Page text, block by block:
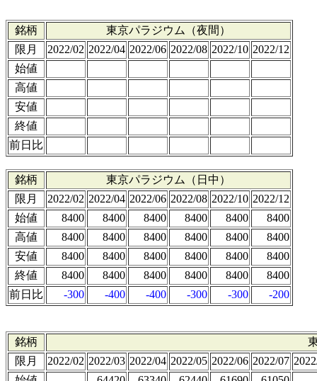
銘柄
東京パラジウム（夜間）
限月
2022/02 2022/04 2022/06 2022/08 2022/10 2022/12
始値
高値
安値
終値
前日比
銘柄
東京パラジウム（日中）
限月
2022/02 2022/04 2022/06 2022/08 2022/10 2022/12
始値
8400 8400 8400 8400 8400
8400
高値
8400 8400 8400 8400 8400
8400
安値
8400 8400 8400 8400 8400
8400
終値
8400 8400 8400 8400 8400
8400
前日比
-300 -400 -400 -300 -300 -200
銘柄
限月
2022/02 2022/03 2022/04 2022/05 2022/06 2022/07